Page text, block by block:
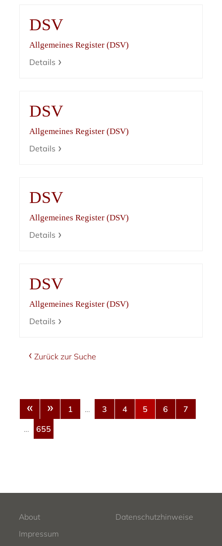
DSV
Allgemeines Register (DSV)
Details
DSV
Allgemeines Register (DSV)
Details
DSV
Allgemeines Register (DSV)
Details
DSV
Allgemeines Register (DSV)
Details
Zurück zur Suche
« » 1 … 3 4 5 6
7
…
655
About
Datenschutzhinweise
Impressum